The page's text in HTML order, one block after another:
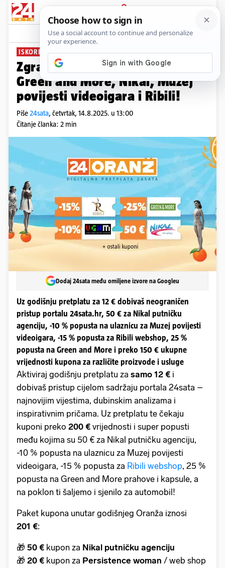
PRIJAVA
News
ISKORISTI PRILIKU!
Zgrabi Oranž za 12 € i kupone za
Green and More, Nikal, Muzej
povijesti videoigara i Ribili!
Piše24sata, četvrtak, 14.8.2025. u 13:00
Čitanje članka: 2 min
Dodaj 24sata među omiljene izvore na Googleu
Uz godišnju pretplatu za 12 € dobivaš neograničen
pristup portalu 24sata.hr, 50 € za Nikal putničku
agenciju, -10 % popusta na ulaznicu za Muzej povijesti
videoigara, -15 % popusta za Ribili webshop, 25 %
popusta na Green and More i preko 150 € ukupne
vrijednosti kupona za različite proizvode i usluge
Aktiviraj godišnju pretplatu za samo 12 € i
dobivaš pristup cijelom sadržaju portala 24sata –
najnovijim vijestima, dubinskim analizama i
inspirativnim pričama. Uz pretplatu te čekaju
kuponi preko 200 € vrijednosti i super popusti
među kojima su 50 € za Nikal putničku agenciju,
-10 % popusta na ulaznicu za Muzej povijesti
videoigara, -15 % popusta za Ribili webshop, 25 %
popusta na Green and More prahove i kapsule, a
na poklon ti šaljemo i sjenilo za automobil!
Paket kupona unutar godišnjeg Oranža iznosi
201 €:
🎁 50 € kupon za Nikal putničku agenciju
🎁 20 € kupon za Persistence woman / web shop